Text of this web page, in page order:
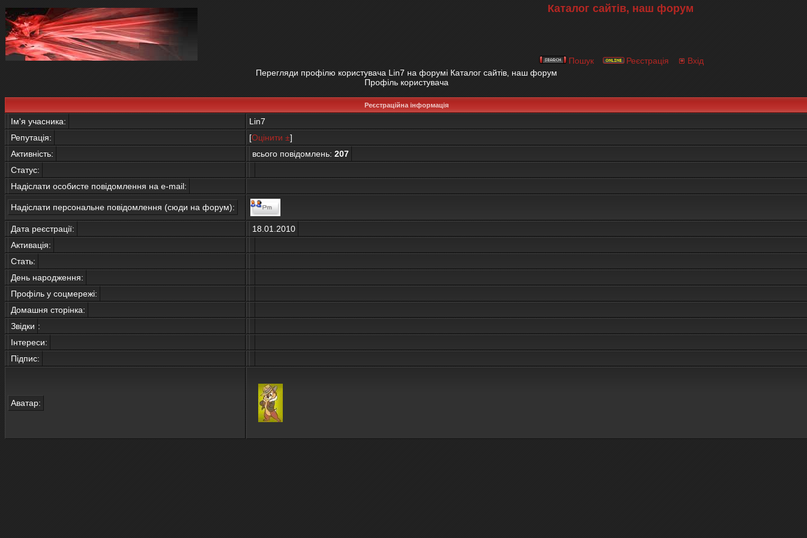
Каталог сайтів, наш форум
Пошук Реєстрація
Вхід
Перегляди профілю користувача Lin7 на форумі Каталог сайтів, наш форум
Профіль користувача
Реєстраційна інформація
Ім'я учасника:
Lin7
Репутація:
[Оцінити ±]
Активність:
всього повідомлень: 207
Статус:
Надіслати особисте повідомлення на e-mail:
Надіслати персональне повідомлення (сюди на форум):
Дата реєстрації:
18.01.2010
Активація:
Стать:
День народження:
Профіль у соцмережі:
Домашня сторінка:
Звідки :
Інтереси:
Підпис:
Аватар: